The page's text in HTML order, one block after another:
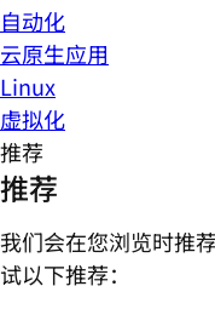
自动化
云原生应用
Linux
虚拟化
推荐
推荐
我们会在您浏览时推
试以下推荐：